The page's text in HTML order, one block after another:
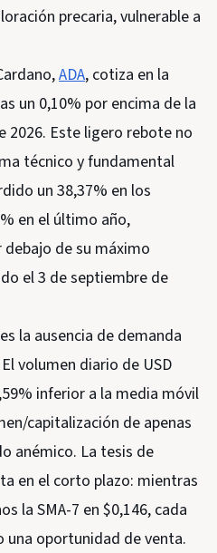
precaria, vulnerable a
ADA, cotiza en la
un 0,10% por encima de la
2026. Este ligero rebote no
técnico y fundamental
un 38,37% en los
en el último año,
de su máximo
el 3 de septiembre de
la ausencia de demanda
volumen diario de USD
inferior a la media móvil
capitalización de apenas
anémico. La tesis de
en el corto plazo: mientras
la SMA-7 en $0,146, cada
oportunidad de venta.